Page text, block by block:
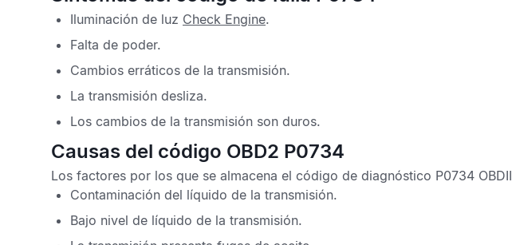
Iluminación de luz Check Engine.
Falta de poder.
Cambios erráticos de la transmisión.
La transmisión desliza.
Los cambios de la transmisión son duros.
Causas del código OBD2 P0734
Los factores por los que se almacena el código de diagnóstico P0734 OBDII
Contaminación del líquido de la transmisión.
Bajo nivel de líquido de la transmisión.